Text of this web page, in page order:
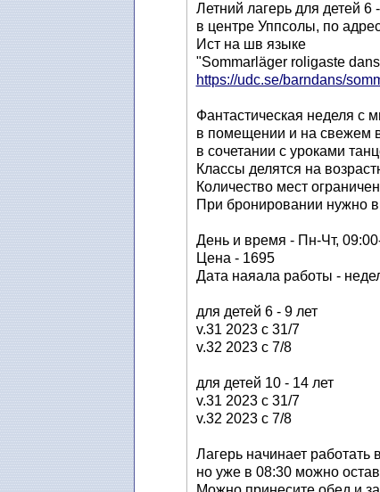
Летний лагерь для детей 6
в центре Уппсолы, по
Ист на шв языке
"Sommarläger roligaste
https://udc.se/barndans/
Фантастическая неделя с
в помещении и на свежем
в сочетании с уроками
Классы делятся на
Количество мест
При бронировании нужно
День и время - Пн-Чт,
Цена - 1695
Дата наяала работы -
для детей 6 - 9 лет
v.31 2023 с 31/7
v.32 2023 с 7/8
для детей 10 - 14 лет
v.31 2023 с 31/7
v.32 2023 с 7/8
Лагерь начинает работать
но уже в 08:30 можно